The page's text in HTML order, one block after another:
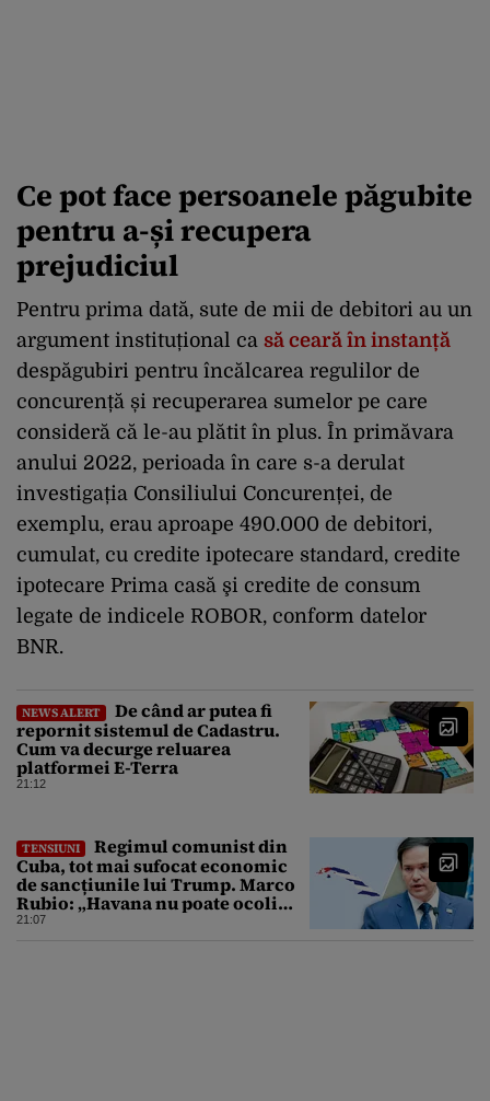
Ce pot face persoanele păgubite
pentru a-și recupera
prejudiciul
Pentru prima dată, sute de mii de debitori au un
argument instituțional ca să ceară în instanță
despăgubiri pentru încălcarea regulilor de
concurență și recuperarea sumelor pe care
consideră că le-au plătit în plus. În primăvara
anului 2022, perioada în care s-a derulat
investigația Consiliului Concurenței, de
exemplu, erau aproape 490.000 de debitori,
cumulat, cu credite ipotecare standard, credite
ipotecare Prima casă şi credite de consum
legate de indicele ROBOR, conform datelor
BNR.
NEWS ALERT
De când ar putea fi
repornit sistemul de Cadastru.
Cum va decurge reluarea
platformei E-Terra
21:12
TENSIUNI
Regimul comunist din
Cuba, tot mai sufocat economic
de sancțiunile lui Trump. Marco
Rubio: „Havana nu poate ocoli
sancțiunile prin mimat reforme”
21:07